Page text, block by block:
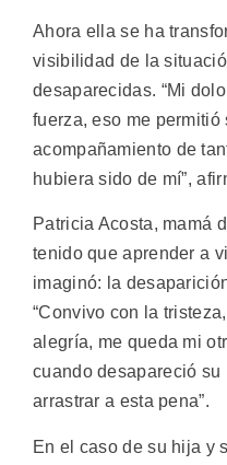
Ahora ella se ha
visibilidad de la
desaparecidas. “Mi
fuerza, eso me permitió
acompañamiento de
hubiera sido de mí”,
Patricia Acosta, mamá
tenido que aprender a
imaginó: la
“Convivo con la
alegría, me queda mi
cuando desapareció su
arrastrar a esta pena”.
En el caso de su hija y